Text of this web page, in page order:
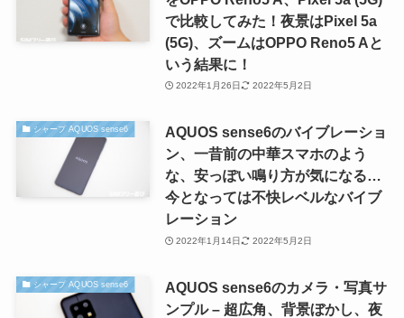
で比較してみた！夜景はPixel 5a
(5G)、ズームはOPPO Reno5 Aと
いう結果に！
2022年1月26日 2022年5月2日
シャープ AQUOS sense6
AQUOS sense6のバイブレーショ
ン、一昔前の中華スマホのよう
な、安っぽい鳴り方が気になる…
今となっては不快レベルなバイブ
レーション
2022年1月14日 2022年5月2日
シャープ AQUOS sense6
AQUOS sense6のカメラ・写真サ
ンプル – 超広角、背景ぼかし、夜